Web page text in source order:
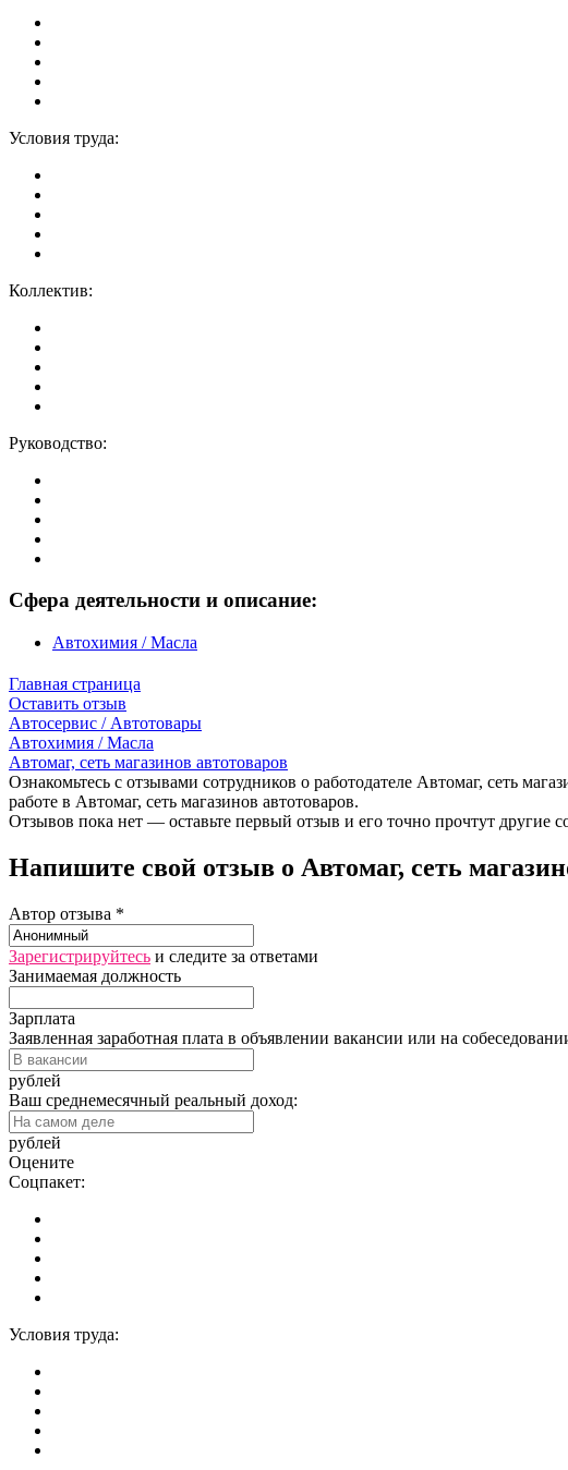
Условия труда:
Коллектив:
Руководство:
Сфера деятельности и описание:
Автохимия / Масла
Главная страница
Оставить отзыв
Автосервис / Автотовары
Автохимия / Масла
Автомаг, сеть магазинов автотоваров
Ознакомьтесь с отзывами сотрудников о работодателе Автомаг, сеть
работе в Автомаг, сеть магазинов автотоваров.
Отзывов пока нет — оставьте первый отзыв и его точно прочтут другие
Напишите свой отзыв о Автомаг, сеть
Автор отзыва *
Зарегистрируйтесь и следите за ответами
Занимаемая должность
Зарплата
Заявленная заработная плата в объявлении вакансии или на
рублей
Ваш среднемесячный реальный доход:
рублей
Оцените
Соцпакет:
Условия труда: